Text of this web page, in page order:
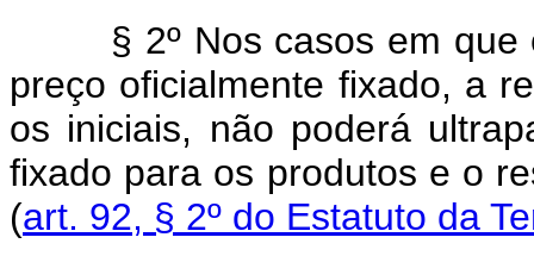
§ 2º Nos casos em que
preço oficialmente fixado, a
os iniciais, não poderá
fixado para os produtos e o
(art. 92, § 2º do Estatuto da